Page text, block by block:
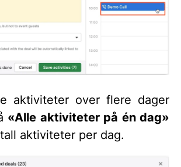
aktiviteter over flere dager
«Alle aktiviteter på én dag»
aktiviteter per dag.